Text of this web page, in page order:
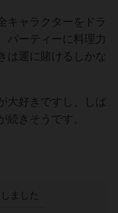
キャラクターをドラ
パーティーに料理力
は運に賭けるしかな
大好きですし、しば
続きそうです。
しました